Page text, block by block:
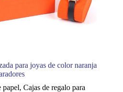
para joyas de color naranja
papel, Cajas de regalo para